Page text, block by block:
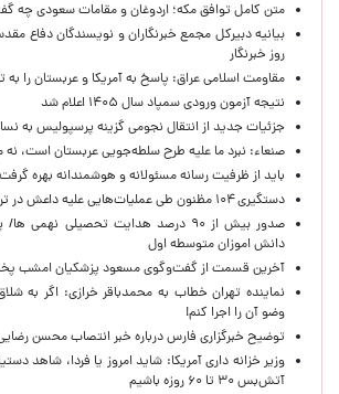
متن کامل توافق مکه؛ اردوغان و مقامات سعودی چه
بیانیه دبیرکل مجمع خبرنگاران و نویسندگان دفاع
روز خبرنگار
مقاومت اسلامی عراق: پاسخ به آمریکا و عربستان را به
نتیجه آزمون ورودی سمپاد سال ۱۴۰۵ اعلام شد
جزئیات جدید از انتقال نجومی گزینه پرسپولیس به
صنعاء: نبرد ما علیه طرح سلطه‌جویی عربستان است،
باید از ظرفیت رسانه مسئولانه و هوشمندانه بهره گرفت
دستگیری ۱۰۴ مظنون طی عملیات‌هایی علیه داعش در ترکیه
دانش اموزان متوسطه اول
آخرین قسمت از گفت‌وگوی مسعود پزشکیان امشب
نماینده تهران خطاب به محمدباقر خرازی: اگر به
وضو آن را اجرا کنم!
توضیح خبرگزاری فارس درباره خبر انتصاب محسن
وزیر خزانه داری آمریکا: شاید امروز یا فردا، شاهد
آتش‌بس ۳۰ تا ۶۰ روزه باشیم